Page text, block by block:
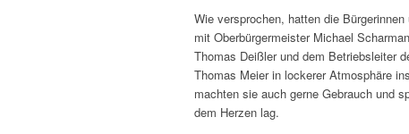
Wie versprochen, hatten die
mit Oberbürgermeister Michael
Thomas Deißler und dem Betriebsleiter
Thomas Meier in lockerer Atmosphäre
machten sie auch gerne Gebrauch und
dem Herzen lag.